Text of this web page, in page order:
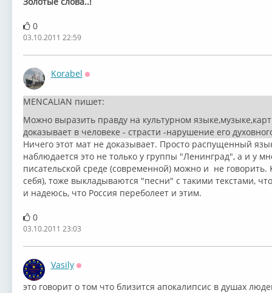
0
03.10.2011 22:59
Korabel
MENCALIAN пишет:
Можно выразить правду на культурном
доказывает в человеке - страсти -нарушение его
Ничего этот мат не доказывает. Просто распущенный
наблюдается это не только у группы "Ленинград", а и у
писательской среде (современной) можно и не
себя), тоже выкладываются "песни" с такими текстами,
и надеюсь, что Россия переболеет и этим.
0
03.10.2011 23:03
Vasily
это говорит о том что близится апокалипсис в душах